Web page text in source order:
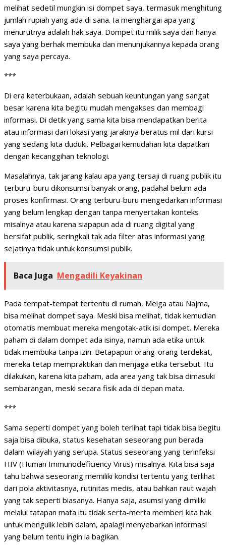
melihat sedetil mungkin isi dompet saya, termasuk menghitung
jumlah rupiah yang ada di sana. Ia menghargai apa yang
menurutnya adalah hak saya. Dompet itu milik saya dan hanya
saya yang berhak membuka dan menunjukannya kepada orang
yang saya percaya.
***
Di era keterbukaan, adalah sebuah keuntungan yang sangat
besar karena kita begitu mudah mengakses dan membagi
informasi. Di detik yang sama kita bisa mendapatkan berita
atau informasi dari lokasi yang jaraknya beratus mil dari kursi
yang sedang kita duduki. Pelbagai kemudahan kita dapatkan
dengan kecanggihan teknologi.
Masalahnya, tak jarang kalau apa yang tersaji di ruang publik itu
terburu-buru dikonsumsi banyak orang, padahal belum ada
proses konfirmasi. Orang terburu-buru mengedarkan informasi
yang belum lengkap dengan tanpa menyertakan konteks
misalnya atau karena siapapun ada di ruang digital yang
bersifat publik, seringkali tak ada filter atas informasi yang
sejatinya tidak untuk konsumsi publik.
Baca Juga Mengadili Keyakinan
Pada tempat-tempat tertentu di rumah, Meiga atau Najma,
bisa melihat dompet saya. Meski bisa melihat, tidak kemudian
otomatis membuat mereka mengotak-atik isi dompet. Mereka
paham di dalam dompet ada isinya, namun ada etika untuk
tidak membuka tanpa izin. Betapapun orang-orang terdekat,
mereka tetap mempraktikan dan menjaga etika tersebut. Itu
dilakukan, karena kita paham, ada area yang tak bisa dimasuki
sembarangan, meski secara fisik ada di depan mata.
***
Sama seperti dompet yang boleh terlihat tapi tidak bisa begitu
saja bisa dibuka, status kesehatan seseorang pun berada
dalam wilayah yang serupa. Status seseorang yang terinfeksi
HIV (Human Immunodeficiency Virus) misalnya. Kita bisa saja
tahu bahwa seseorang memiliki kondisi tertentu yang terlihat
dari pola aktivitasnya, rutinitas medis, atau bahkan raut wajah
yang tak seperti biasanya. Hanya saja, asumsi yang dimiliki
melalui tatapan mata itu tidak serta-merta memberi kita hak
untuk mengulik lebih dalam, apalagi menyebarkan informasi
yang belum tentu ingin ia bagikan.